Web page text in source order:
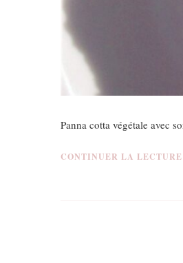
Panna cotta végétale avec
CONTINUER LA LECTURE